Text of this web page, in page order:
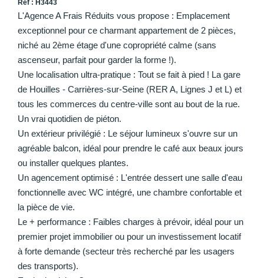
Réf : H3443
L'Agence A Frais Réduits vous propose : Emplacement
exceptionnel pour ce charmant appartement de 2 pièces,
niché au 2ème étage d'une copropriété calme (sans
ascenseur, parfait pour garder la forme !).
Une localisation ultra-pratique : Tout se fait à pied ! La gare
de Houilles - Carrières-sur-Seine (RER A, Lignes J et L) et
tous les commerces du centre-ville sont au bout de la rue.
Un vrai quotidien de piéton.
Un extérieur privilégié : Le séjour lumineux s'ouvre sur un
agréable balcon, idéal pour prendre le café aux beaux jours
ou installer quelques plantes.
Un agencement optimisé : L'entrée dessert une salle d'eau
fonctionnelle avec WC intégré, une chambre confortable et
la pièce de vie.
Le + performance : Faibles charges à prévoir, idéal pour un
premier projet immobilier ou pour un investissement locatif
à forte demande (secteur très recherché par les usagers
des transports).